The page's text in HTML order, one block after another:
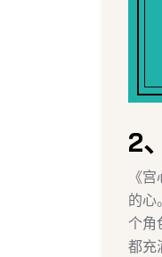
2
《
的心
个角
都充